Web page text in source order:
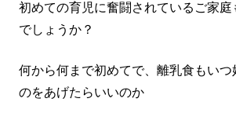
初めての育児に奮闘されているご家庭
でしょうか？
何から何まで初めてで、離乳食もいつ
のをあげたらいいのか